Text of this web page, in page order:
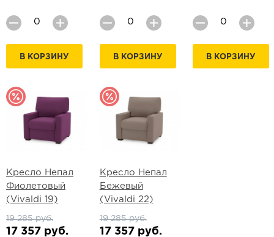
В КОРЗИНУ В КОРЗИНУ В КОРЗИНУ
Кресло Непал
Фиолетовый
(Vivaldi 19)
19 285 руб.
17 357 руб.
Кресло Непал
Бежевый
(Vivaldi 22)
19 285 руб.
17 357 руб.